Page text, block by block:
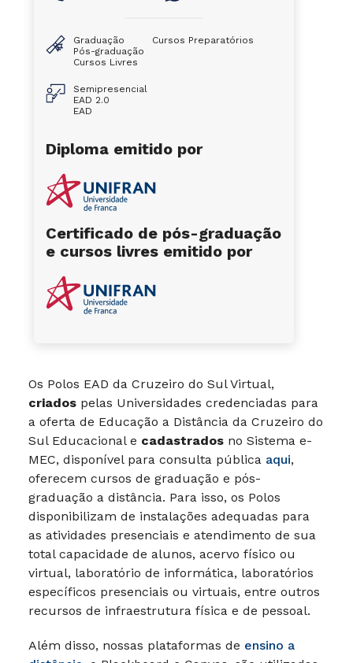
Os Polos EAD da Cruzeiro do Sul Virtual,
criados pelas Universidades credenciadas para
a oferta de Educação a Distância da Cruzeiro do
Sul Educacional e cadastrados no Sistema e-
MEC, disponível para consulta pública aqui,
oferecem cursos de graduação e pós-
graduação a distância. Para isso, os Polos
disponibilizam de instalações adequadas para
as atividades presenciais e atendimento de sua
total capacidade de alunos, acervo físico ou
virtual, laboratório de informática, laboratórios
específicos presenciais ou virtuais, entre outros
recursos de infraestrutura física e de pessoal.
Além disso, nossas plataformas de ensino a
Graduação
Pós-graduação
Cursos Livres
Cursos Preparatórios
Semipresencial
EAD 2.0
EAD
Diploma emitido por
Certificado de pós-graduação
e cursos livres emitido por